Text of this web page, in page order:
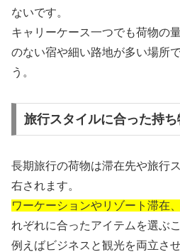
ないです。
キャリーケース一つでも荷物の
のない宿や細い路地が多い場所
う。
旅行スタイルに合った持
長期旅行の荷物は滞在先や旅行
右されます。
ワーケーションやリゾート滞在
れぞれに合ったアイテムを選ぶ
例えばビジネスと観光を両立さ